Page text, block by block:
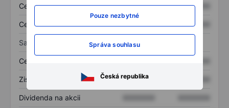
Pouze nezbytné
Správa souhlasu
Česká republika
Celková aktiva XXXXXXX XXXXXXX
Celkový dluh XXXXXXX XXXXXXX
Sazby
Cena/tržby
Zisk na akcii XXXXXXX
Dividenda na akcii